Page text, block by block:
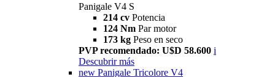
Panigale V4 S
214 cv Potencia
124 Nm Par motor
173 kg Peso en seco
PVP recomendado: U$D 58.600 i
Descubrir más
new Panigale Tricolore V4